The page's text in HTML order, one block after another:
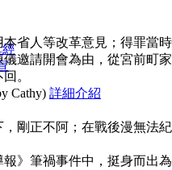
省人等改革意見；得罪當時
邀請開會為由，從宮前町家
。
Cathy) 詳細介紹
剛正不阿；在戰後漫無法紀
》筆禍事件中，挺身而出為